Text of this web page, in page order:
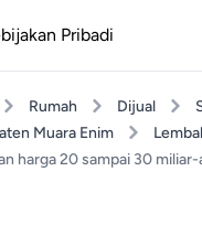
Pribadi
Rumah Dijual
Muara Enim
harga 20 sampai 30 miliar-